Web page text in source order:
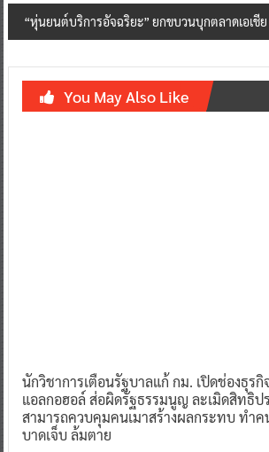
“หุ่นยนต์บริการอัจฉริยะ” ยกขบวนบุกตลาดเอเชี
You May Also Like
นักวิชาการเตือนรัฐบาลแก้ กม. เปิดช่องธุรกิ
แอลกอฮอล์ ส่อผิดรัฐธรรมนูญ ละเมิดสิทธิป
สามารถควบคุมคนเมาสร้างผลกระทบ ทำค
บาดเจ็บ ล้มตาย